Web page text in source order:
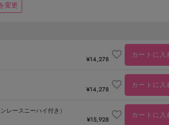
変更
¥14,278 カートに入
¥14,278 カートに入
レースニーハイ付き）
¥15,928 カートに入